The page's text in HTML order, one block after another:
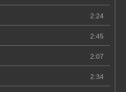
2:24
2:45
2:07
2:34